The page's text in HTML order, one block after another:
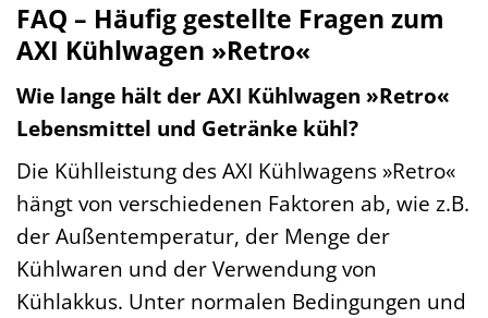
FAQ – Häufig gestellte Fragen zum
AXI Kühlwagen »Retro«
Wie lange hält der AXI Kühlwagen »Retro«
Lebensmittel und Getränke kühl?
Die Kühlleistung des AXI Kühlwagens »Retro«
hängt von verschiedenen Faktoren ab, wie z.B.
der Außentemperatur, der Menge der
Kühlwaren und der Verwendung von
Kühlakkus. Unter normalen Bedingungen und